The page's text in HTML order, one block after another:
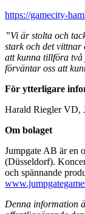
https://gamecity-
”Vi är stolta och
stark och det vittnar
att kunna tillföra två
förväntar oss att
För ytterligare
Harald Riegler VD,
Om bolaget
Jumpgate AB är en
(Düsseldorf).
och spännande
Denna information